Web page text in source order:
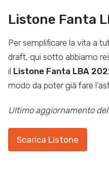
Listone Fanta
Per semplificare la vita a
draft, qui sotto abbiamo
il Listone Fanta LBA
modo da poter già fare
Ultimo aggiornamento
Scarica Listone